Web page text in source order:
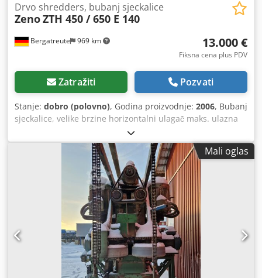
Bergatreute 969 km
Drvo shredders, bubanj sjeckalice
ZenoZTH 450 / 650 E 140
13.000 €
Fiksna cena plus PDV
Zatražiti Pozvati
Stanje: dobro (polovno), Godina proizvodnje: 2006, Bubanj
sjeckalice, velike brzine horizontalni ulagač maks. ulazna
širina 450 mm maks. ulazna visina 140 mm Dkjdpfxsu Rl
Ruo Acdjr Motor 75 kW sa frekventnim pretvaračem za
promenljivu brzinu nema vibracioni žleb
Mali oglas